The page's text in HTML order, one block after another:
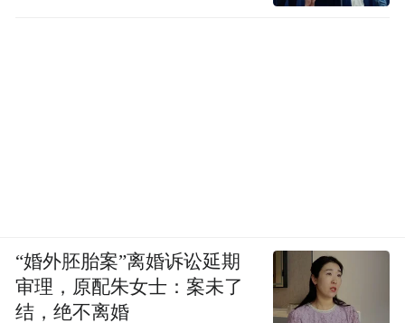
“婚外胚胎案”离婚诉讼延期
审理，原配朱女士：案未了
结，绝不离婚